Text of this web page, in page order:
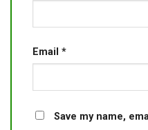
Email *
Save my name,